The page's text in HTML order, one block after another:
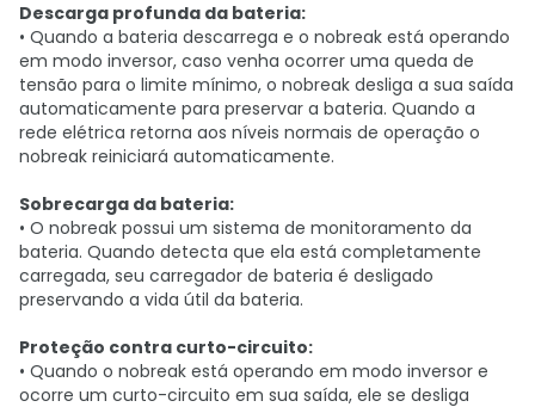
Descarga profunda da bateria:
• Quando a bateria descarrega e o nobreak está operando
em modo inversor, caso venha ocorrer uma queda de
tensão para o limite mínimo, o nobreak desliga a sua saída
automaticamente para preservar a bateria. Quando a
rede elétrica retorna aos níveis normais de operação o
nobreak reiniciará automaticamente.
Sobrecarga da bateria:
• O nobreak possui um sistema de monitoramento da
bateria. Quando detecta que ela está completamente
carregada, seu carregador de bateria é desligado
preservando a vida útil da bateria.
Proteção contra curto-circuito:
• Quando o nobreak está operando em modo inversor e
ocorre um curto-circuito em sua saída, ele se desliga